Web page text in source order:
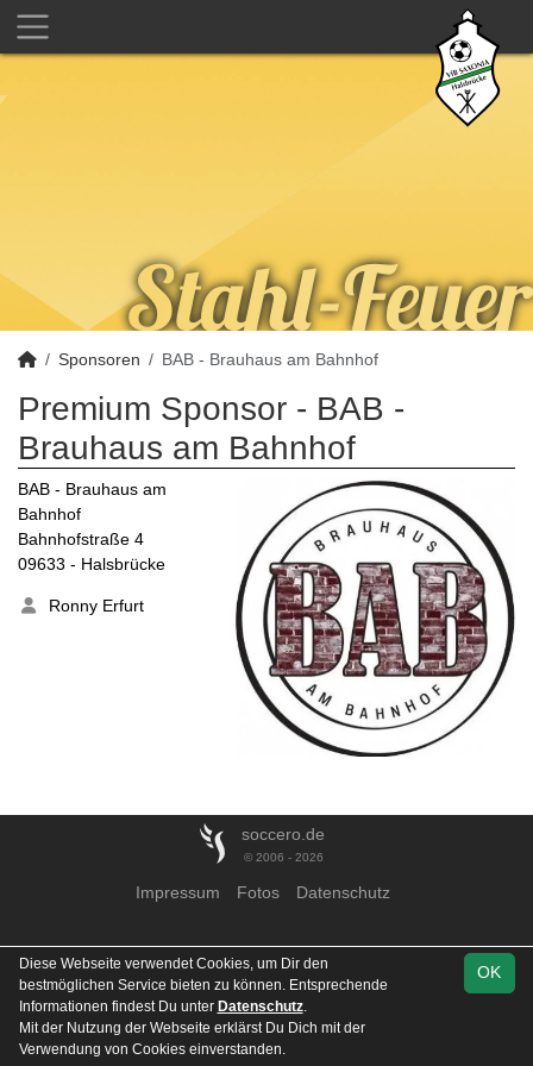
Sponsoren BAB - Brauhaus am Bahnhof
Premium Sponsor - BAB -
Brauhaus am Bahnhof
BAB - Brauhaus am
Bahnhof
Bahnhofstraße 4
09633 - Halsbrücke
Ronny Erfurt
soccero.de
© 2006 - 2026
Impressum Fotos Datenschutz
OK
Diese Webseite verwendet Cookies, um Dir den
bestmöglichen Service bieten zu können. Entsprechende
Informationen findest Du unter Datenschutz.
Mit der Nutzung der Webseite erklärst Du Dich mit der
Verwendung von Cookies einverstanden.